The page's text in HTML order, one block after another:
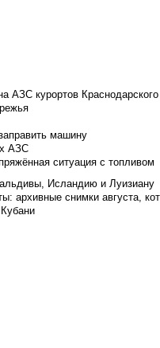
АЗС курортов Краснодарского
машину
АЗС
ситуация с топливом
Исландию и Луизиану
архивные снимки августа,